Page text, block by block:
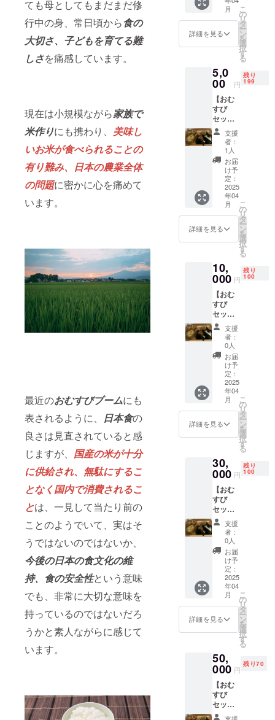
ても母としてもまだまだ修
行中の身、常日頃から食の
大切さ、子どもを育てる難
しさを痛感しています。
現在は小規模ながら家族で
米作りにも携わり、 美味し
いお米が食べられることの
有り難み、日本の農業全体
の問題に密かに心を痛めて
います。
最近のおむすびブームにも
表されるように、 日本食の
良さは見直されていると感
じますが、 国産の米が十分
に供給され、無駄にするこ
となく国内で消費されるこ
とは、一見して当たり前の
ことのようでいて、実はそ
うではないのではないか、
今後の日本の食文化の維
持、食の安全性という意味
でも、非常に大切な意味を
持っているのではないだろ
うかと素人ながらに感じて
います。
汁、付
け合わ
せのお
むすび
セット
と、ド
リンク2
杯をご
提供す
るチ
ケット
です。
・店舗
でのお
食事に
ご利用
いただ
けま
す。 ・
現金へ
の交換
はでき
でませ
ん。 ・
チケッ
トの紛
失にご
注意く
ださ
い。再
発行は
致しか
ねま
す。 ・
裏面に
必ず支
援者様
のお名
前のご
す。チ
ケット
は譲渡
可能で
す。 ・
郵送に
てお送
りしま
す。必
ずお名
前、ご
住所、
連絡先
のご記
入をお
ます。
・有効
4月から
1年間
月
詳細を見る
こ
の
リ
タ
ー
ン
を
選
択
す
る
5,0
00 円
残り
199
【おむ
すび
セット4
食分、
ドリン
ク4杯提
供チ
ケッ
ト】 お
むすび2
つ、豚
汁、付
け合わ
せのお
むすび
セット
と、ド
リンク4
杯をご
提供す
るチ
ケット
です。
・店舗
でのお
食事に
ご利用
いただ
けま
す。 ・
現金へ
の交換
はでき
でませ
ん。 ・
チケッ
トの紛
失にご
注意く
ださ
い。再
発行は
致しか
ねま
す。 ・
裏面に
必ず支
援者様
のお名
前のご
す。チ
ケット
は譲渡
可能で
す。 ・
郵送に
てお送
支援
者：
1人
お届
け予
定：
2025
年04
月
詳細を見る
こ
の
リ
タ
ー
ン
を
選
択
す
る
10,
000 円
残り
100
【おむ
すび
セット6
食分、
ドリン
ク6杯提
供チ
ケッ
ト】 お
むすび2
つ、豚
汁、付
け合わ
せのお
むすび
セット
と、ド
リンク6
杯をご
提供す
るチ
ケット
です。
・店舗
でのお
食事に
ご利用
いただ
けま
す。 ・
現金へ
の交換
はでき
でませ
ん。 ・
チケッ
トの紛
失にご
注意く
ださ
支援
者：
0人
お届
け予
定：
2025
年04
月
詳細を見る
こ
の
リ
タ
ー
ン
を
選
択
す
る
30,
000 円
残り
100
【おむ
すび
セット6
食分、
ドリン
ク6杯、
おまか
せデ
ザート6
食分提
供チ
ケッ
ト】 お
むすび2
つ、豚
汁、付
せのお
むすび
セット
が6食分
と、ド
リンク6
杯、お
支援
者：
0人
お届
け予
定：
2025
年04
月
詳細を見る
こ
の
リ
タ
ー
ン
を
選
択
す
る
50,
000 円
残り70
【おむ
すび
セット6
食分、
支援